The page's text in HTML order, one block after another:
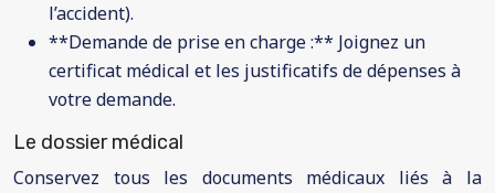
l’accident).
**Demande de prise en charge :** Joignez un
certificat médical et les justificatifs de dépenses à
votre demande.
Le dossier médical
Conservez tous les documents médicaux liés à la